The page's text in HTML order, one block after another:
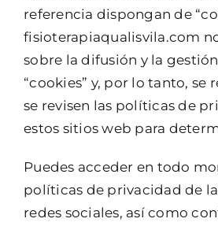
referencia dispongan de
fisioterapiaqualisvila.com
sobre la difusión y la
“cookies” y, por lo tanto, se
se revisen las políticas de
estos sitios web para
Puedes acceder en todo
políticas de privacidad de
redes sociales, así como